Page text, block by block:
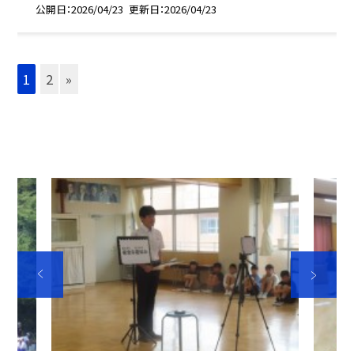
公開日 2026/04/23 更新日 2026/04/23
1 2 »